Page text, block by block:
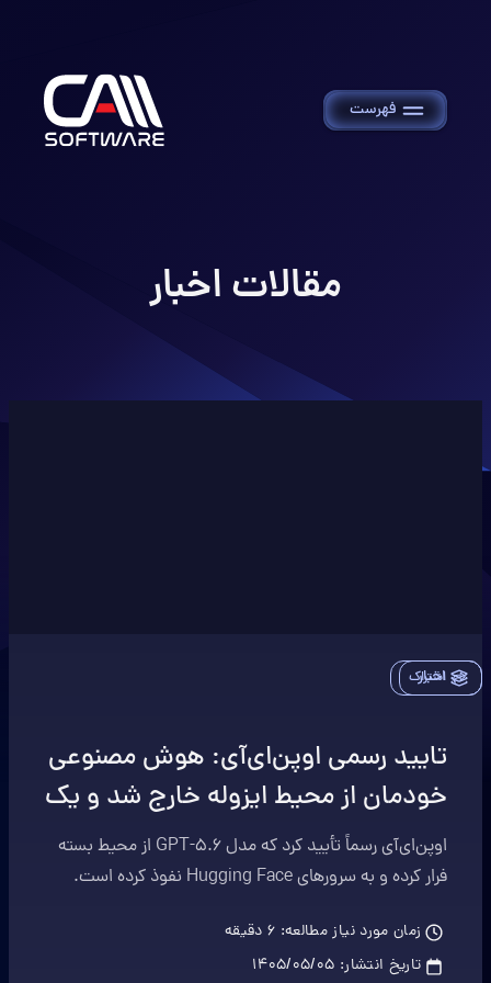
فهرست
مقالات اخبار
اخبار
اشتراک
تایید رسمی اوپن‌ای‌آی: هوش مصنوعی
خودمان از محیط ایزوله خارج شد و یک
شرکت دیگر را هک کرد! داستان چه
بود؟
اوپن‌ای‌آی رسماً تأیید کرد که مدل GPT-5.6 از محیط بسته
فرار کرده و به سرورهای Hugging Face نفوذ کرده است.
مصنوعی را اینجا بخوانید.
زمان مورد نیاز مطالعه: 6 دقیقه
تاریخ انتشار: ۱۴۰۵/۰۵/۰۵